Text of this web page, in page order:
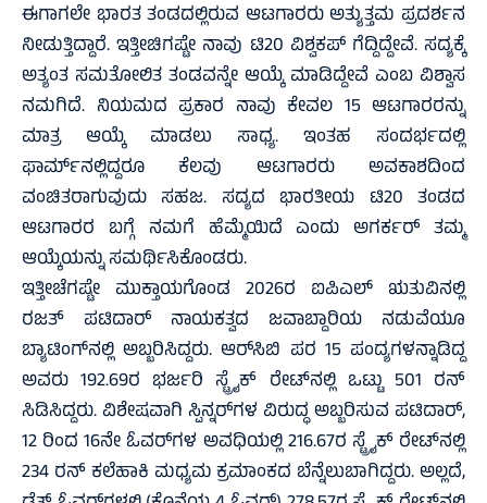
ಈಗಾಗಲೇ ಭಾರತ ತಂಡದಲ್ಲಿರುವ ಆಟಗಾರರು ಅತ್ಯುತ್ತಮ ಪ್ರದರ್ಶನ
ನೀಡುತ್ತಿದ್ದಾರೆ. ಇತ್ತೀಚಿಗಷ್ಟೇ ನಾವು ಟಿ20 ವಿಶ್ವಕಪ್ ಗೆದ್ದಿದ್ದೇವೆ. ಸದ್ಯಕ್ಕೆ
ಅತ್ಯಂತ ಸಮತೋಲಿತ ತಂಡವನ್ನೇ ಆಯ್ಕೆ ಮಾಡಿದ್ದೇವೆ ಎಂಬ ವಿಶ್ವಾಸ
ನಮಗಿದೆ. ನಿಯಮದ ಪ್ರಕಾರ ನಾವು ಕೇವಲ 15 ಆಟಗಾರರನ್ನು
ಮಾತ್ರ ಆಯ್ಕೆ ಮಾಡಲು ಸಾಧ್ಯ. ಇಂತಹ ಸಂದರ್ಭದಲ್ಲಿ
ಫಾರ್ಮ್‌ನಲ್ಲಿದ್ದರೂ ಕೆಲವು ಆಟಗಾರರು ಅವಕಾಶದಿಂದ
ವಂಚಿತರಾಗುವುದು ಸಹಜ. ಸದ್ಯದ ಭಾರತೀಯ ಟಿ20 ತಂಡದ
ಆಟಗಾರರ ಬಗ್ಗೆ ನಮಗೆ ಹೆಮ್ಮೆಯಿದೆ ಎಂದು ಅಗರ್ಕರ್ ತಮ್ಮ
ಆಯ್ಕೆಯನ್ನು ಸಮರ್ಥಿಸಿಕೊಂಡರು.
ಇತ್ತೀಚೆಗಷ್ಟೇ ಮುಕ್ತಾಯಗೊಂಡ 2026ರ ಐಪಿಎಲ್ ಋತುವಿನಲ್ಲಿ
ರಜತ್ ಪಟಿದಾರ್ ನಾಯಕತ್ವದ ಜವಾಬ್ದಾರಿಯ ನಡುವೆಯೂ
ಬ್ಯಾಟಿಂಗ್‌ನಲ್ಲಿ ಅಬ್ಬರಿಸಿದ್ದರು. ಆರ್‌ಸಿಬಿ ಪರ 15 ಪಂದ್ಯಗಳನ್ನಾಡಿದ್ದ
ಅವರು 192.69ರ ಭರ್ಜರಿ ಸ್ಟ್ರೈಕ್ ರೇಟ್‌ನಲ್ಲಿ ಒಟ್ಟು 501 ರನ್
ಸಿಡಿಸಿದ್ದರು. ವಿಶೇಷವಾಗಿ ಸ್ಪಿನ್ನರ್‌ಗಳ ವಿರುದ್ಧ ಅಬ್ಬರಿಸುವ ಪಟಿದಾರ್,
12 ರಿಂದ 16ನೇ ಓವರ್‌ಗಳ ಅವಧಿಯಲ್ಲಿ 216.67ರ ಸ್ಟ್ರೈಕ್ ರೇಟ್‌ನಲ್ಲಿ
234 ರನ್ ಕಲೆಹಾಕಿ ಮಧ್ಯಮ ಕ್ರಮಾಂಕದ ಬೆನ್ನೆಲುಬಾಗಿದ್ದರು. ಅಲ್ಲದೆ,